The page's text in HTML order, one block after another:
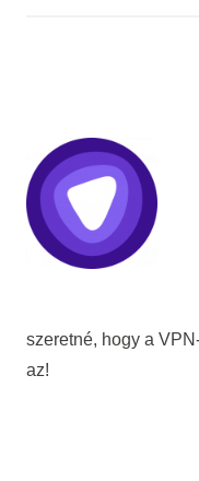
szeretné, hogy a
az!